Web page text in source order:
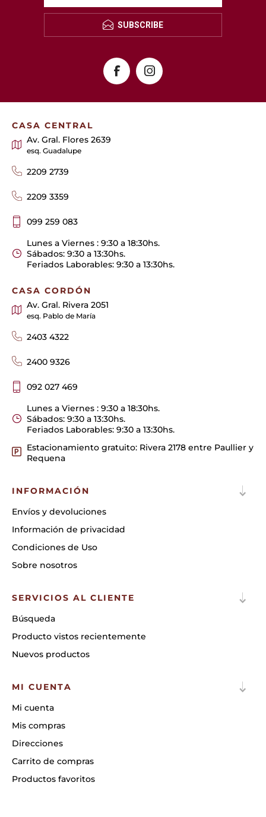
SUBSCRIBE
CASA CENTRAL
Av. Gral. Flores 2639
esq. Guadalupe
2209 2739
2209 3359
099 259 083
Lunes a Viernes : 9:30 a 18:30hs.
Sábados: 9:30 a 13:30hs.
Feriados Laborables: 9:30 a 13:30hs.
CASA CORDÓN
Av. Gral. Rivera 2051
esq. Pablo de María
2403 4322
2400 9326
092 027 469
Lunes a Viernes : 9:30 a 18:30hs.
Sábados: 9:30 a 13:30hs.
Feriados Laborables: 9:30 a 13:30hs.
Estacionamiento gratuito: Rivera 2178 entre Paullier y
Requena
INFORMACIÓN
Envíos y devoluciones
Información de privacidad
Condiciones de Uso
Sobre nosotros
SERVICIOS AL CLIENTE
Búsqueda
Producto vistos recientemente
Nuevos productos
MI CUENTA
Mi cuenta
Mis compras
Direcciones
Carrito de compras
Productos favoritos